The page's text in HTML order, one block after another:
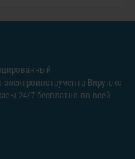
Вирутекс
24/7 бесплатно по всей